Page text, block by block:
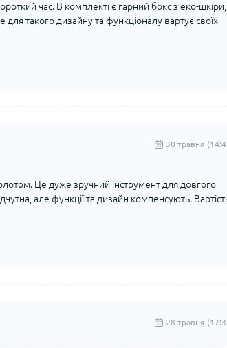
час. В комплекті є гарний бокс з еко-шкіри,
такого дизайну та функціоналу вартує своїх
30 травня
Це дуже зручний інструмент для довгого
але функції та дизайн компенсують.
28 травня